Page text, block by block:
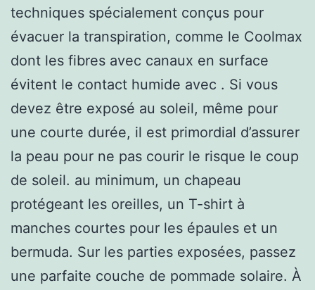
techniques spécialement conçus pour
évacuer la transpiration, comme le Coolmax
dont les fibres avec canaux en surface
évitent le contact humide avec . Si vous
devez être exposé au soleil, même pour
une courte durée, il est primordial d’assurer
la peau pour ne pas courir le risque le coup
de soleil. au minimum, un chapeau
protégeant les oreilles, un T-shirt à
manches courtes pour les épaules et un
bermuda. Sur les parties exposées, passez
une parfaite couche de pommade solaire. À